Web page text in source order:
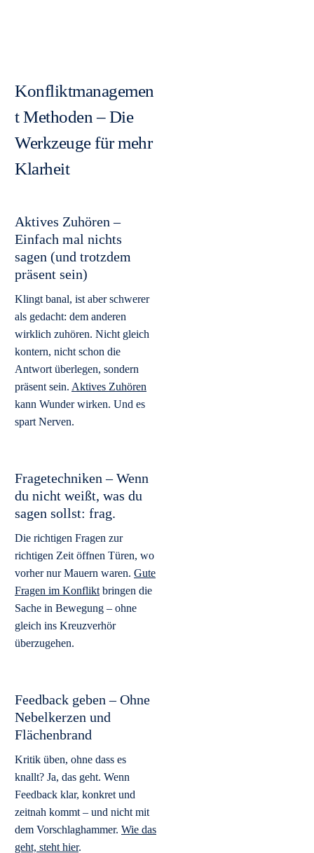
Konfliktmanagemen
t Methoden – Die
Werkzeuge für mehr
Klarheit
Aktives Zuhören –
Einfach mal nichts
sagen (und trotzdem
präsent sein)
Klingt banal, ist aber schwerer
als gedacht: dem anderen
wirklich zuhören. Nicht gleich
kontern, nicht schon die
Antwort überlegen, sondern
präsent sein. Aktives Zuhören
kann Wunder wirken. Und es
spart Nerven.
Fragetechniken – Wenn
du nicht weißt, was du
sagen sollst: frag.
Die richtigen Fragen zur
richtigen Zeit öffnen Türen, wo
vorher nur Mauern waren. Gute
Fragen im Konflikt bringen die
Sache in Bewegung – ohne
gleich ins Kreuzverhör
überzugehen.
Feedback geben – Ohne
Nebelkerzen und
Flächenbrand
Kritik üben, ohne dass es
knallt? Ja, das geht. Wenn
Feedback klar, konkret und
zeitnah kommt – und nicht mit
dem Vorschlaghammer. Wie das
geht, steht hier.